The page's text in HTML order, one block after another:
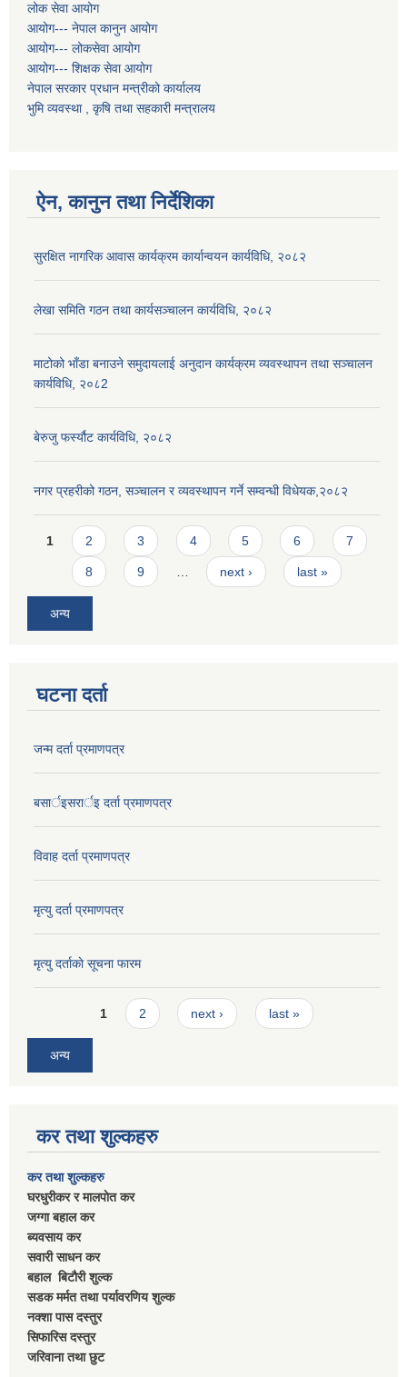
लोक सेवा आयोग
आयोग--- नेपाल कानुन आयोग
आयोग--- लोकसेवा आयोग
आयोग--- शिक्षक सेवा आयोग
नेपाल सरकार प्रधान मन्त्रीको कार्यालय
भुमि व्यवस्था , कृषि तथा सहकारी मन्त्रालय
ऐन, कानुन तथा निर्देशिका
सुरक्षित नागरिक आवास कार्यक्रम कार्यान्वयन कार्यविधि, २०८२
लेखा समिति गठन तथा कार्यसञ्चालन कार्यविधि, २०८२
माटोको भाँडा बनाउने समुदायलाई अनुदान कार्यक्रम व्यवस्थापन तथा सञ्चालन
कार्यविधि, २०८2
बेरुजु फर्स्यौट कार्यविधि, २०८२
नगर प्रहरीको गठन, सञ्चालन र व्यवस्थापन गर्ने सम्वन्धी विधेयक,२०८२
Pages
1 2 3 4 5 6 7
8 9 next › last »
अन्य
घटना दर्ता
जन्म दर्ता प्रमाणपत्र
बसार्इसरार्इ दर्ता प्रमाणपत्र
विवाह दर्ता प्रमाणपत्र
मृत्यु दर्ता प्रमाणपत्र
मृत्यु दर्ताकाे सूचना फारम
Pages1 2 next › last »
अन्य
कर तथा शुल्कहरु
कर तथा शुल्कहरु
घरधुरीकर र मालपाेत कर
जग्गा बहाल कर
ब्यवसाय कर
सवारी साधन कर
बहाल बिटाैरी शुल्क
सडक मर्मत तथा पर्यावरणिय शुल्क
नक्शा पास दस्तुर
सिफारिस दस्तुर
जरिवाना तथा छुट